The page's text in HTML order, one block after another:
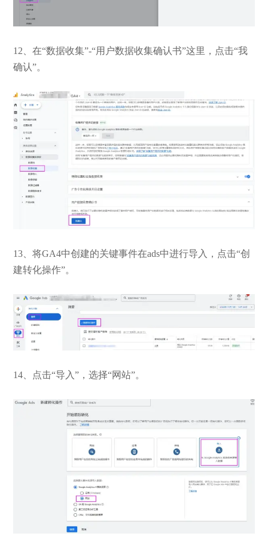
12、在“数据收集”-“用户数据收集确认书”这里，点击“我
确认”。
13、将GA4中创建的关键事件在ads中进行导入，点击“创
建转化操作”。
14、点击“导入”，选择“网站”。